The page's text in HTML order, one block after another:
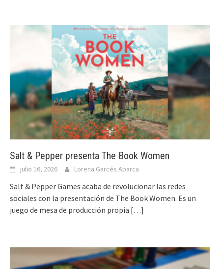
Salt & Pepper presenta The Book Women
julio 16, 2026 Lorena Garcés Abarca
Salt & Pepper Games acaba de revolucionar las redes
sociales con la presentación de The Book Women. Es un
juego de mesa de producción propia […]